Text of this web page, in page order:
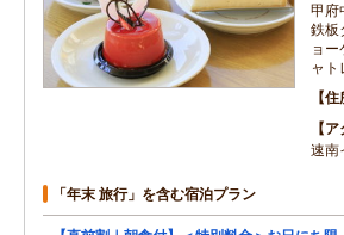
甲府
鉄板
ョ
ャト
住
ア
速南
「年末 旅行」を含む宿泊プラン